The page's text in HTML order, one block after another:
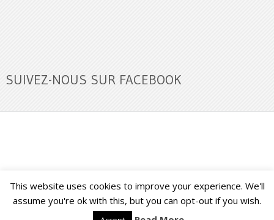
SUIVEZ-NOUS SUR FACEBOOK
Buzz Ultra Copyright © 2026. Back to Top ↑
This website uses cookies to improve your experience. We'll
assume you're ok with this, but you can opt-out if you wish.